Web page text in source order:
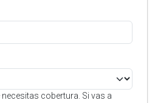
cobertura. Si vas a